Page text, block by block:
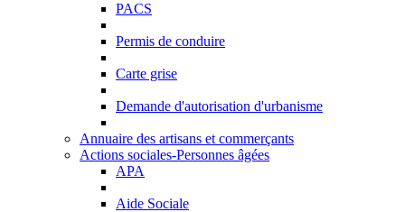
PACS
Permis de conduire
Carte grise
Demande d'autorisation d'urbanisme
Annuaire des artisans et commerçants
Actions sociales-Personnes âgées
APA
Aide Sociale